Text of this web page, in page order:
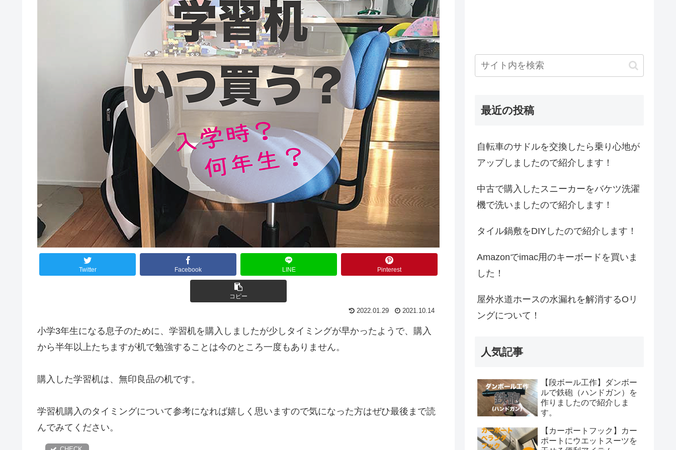
Twitter Facebook LINE Pinterest
コピー
2022.01.29 2021.10.14
小学3年生になる息子のために、学習机を購入しましたが少しタイミングが早かったようで、購入
から半年以上たちますが机で勉強することは今のところ一度もありません。
購入した学習机は、無印良品の机です。
学習机購入のタイミングについて参考になれば嬉しく思いますので気になった方はぜひ最後まで読
んでみてください。
最近の投稿
自転車のサドルを交換したら乗り心地が
アップしましたので紹介します！
中古で購入したスニーカーをバケツ洗濯
機で洗いましたので紹介します！
タイル鍋敷をDIYしたので紹介します！
Amazonでimac用のキーボードを買いま
した！
屋外水道ホースの水漏れを解消するOリ
ングについて！
人気記事
【段ボール工作】ダンボー
ルで鉄砲（ハンドガン）を
作りましたので紹介しま
す。
【カーポートフック】カー
ポートにウエットスーツを